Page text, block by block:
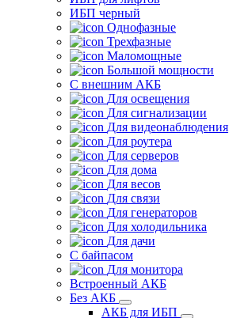
ИБП черный
Однофазные
Трехфазные
Маломощные
Большой мощности
С внешним АКБ
Для освещения
Для сигнализации
Для видеонаблюдения
Для роутера
Для серверов
Для дома
Для весов
Для связи
Для генераторов
Для холодильника
Для дачи
С байпасом
Для монитора
Встроенный АКБ
Без АКБ
АКБ для ИБП